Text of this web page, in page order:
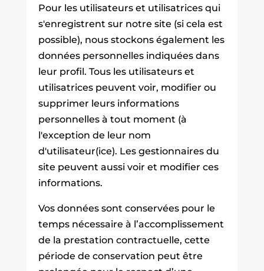
Pour les utilisateurs et utilisatrices qui
s'enregistrent sur notre site (si cela est
possible), nous stockons également les
données personnelles indiquées dans
leur profil. Tous les utilisateurs et
utilisatrices peuvent voir, modifier ou
supprimer leurs informations
personnelles à tout moment (à
l'exception de leur nom
d'utilisateur(ice). Les gestionnaires du
site peuvent aussi voir et modifier ces
informations.
Vos données sont conservées pour le
temps nécessaire à l’accomplissement
de la prestation contractuelle, cette
période de conservation peut être